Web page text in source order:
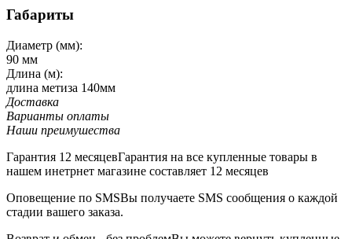
Габариты
Диаметр (мм):
90 мм
Длина (м):
длина метиза 140мм
Доставка
Варианты оплаты
Наши преимушества
Гарантия 12 месяцевГарантия на все купленные товары в
нашем инетрнет магазине составляет 12 месяцев
Оповещение по SMSВы получаете SMS сообщения о каждой
стадии вашего заказа.